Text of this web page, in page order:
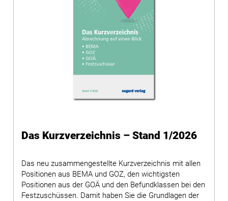
Das Kurzverzeichnis – Stand 1/2026
Das neu zusammengestellte Kurzverzeichnis mit allen
Positionen aus BEMA und GOZ, den wichtigsten
Positionen aus der GOÄ und den Befundklassen bei den
Festzuschüssen. Damit haben Sie die Grundlagen der